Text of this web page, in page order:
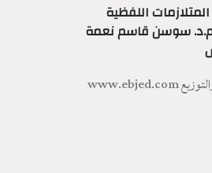
اللفظية
سوسن قاسم نعمة
مؤسسة ابجد للترجمة والنشر والتوزيع www.ebjed.com